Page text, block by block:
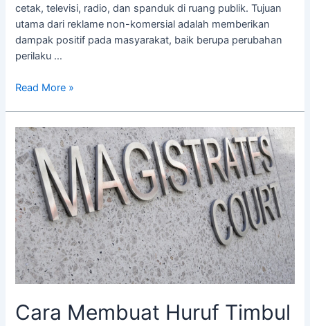
cetak, televisi, radio, dan spanduk di ruang publik. Tujuan
utama dari reklame non-komersial adalah memberikan
dampak positif pada masyarakat, baik berupa perubahan
perilaku …
Read More »
Cara Membuat Huruf Timbul
Cara
Membuat
Huruf
Timbul
Plat